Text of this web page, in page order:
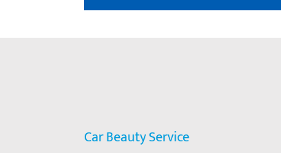
Car Beauty Service